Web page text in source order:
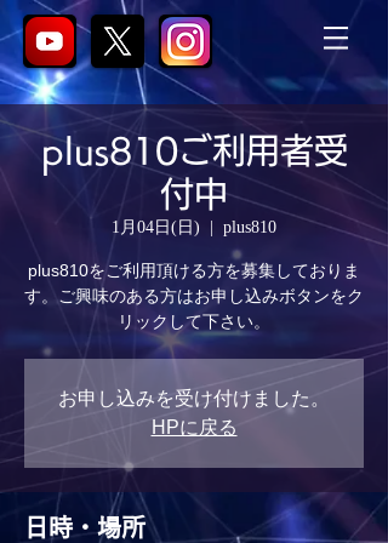
plus810ご利用者受
付中
1月04日(日) plus810
plus810をご利用頂ける方を募集しておりま
す。ご興味のある方はお申し込みボタンをク
リックして下さい。
お申し込みを受け付けました。
HPに戻る
日時・場所